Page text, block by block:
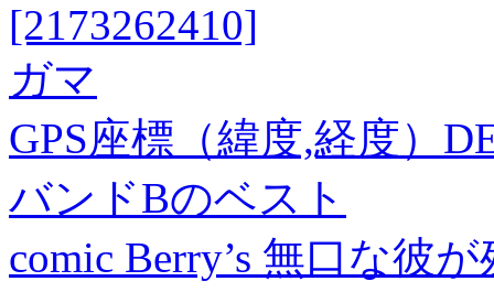
[2173262410]
ガマ
GPS座標（緯度,経度）
バンドBのベスト
comic Berry’s 無口な彼